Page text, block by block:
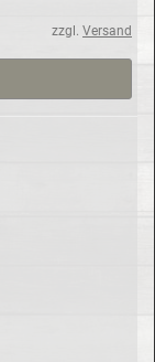
zzgl. Versand